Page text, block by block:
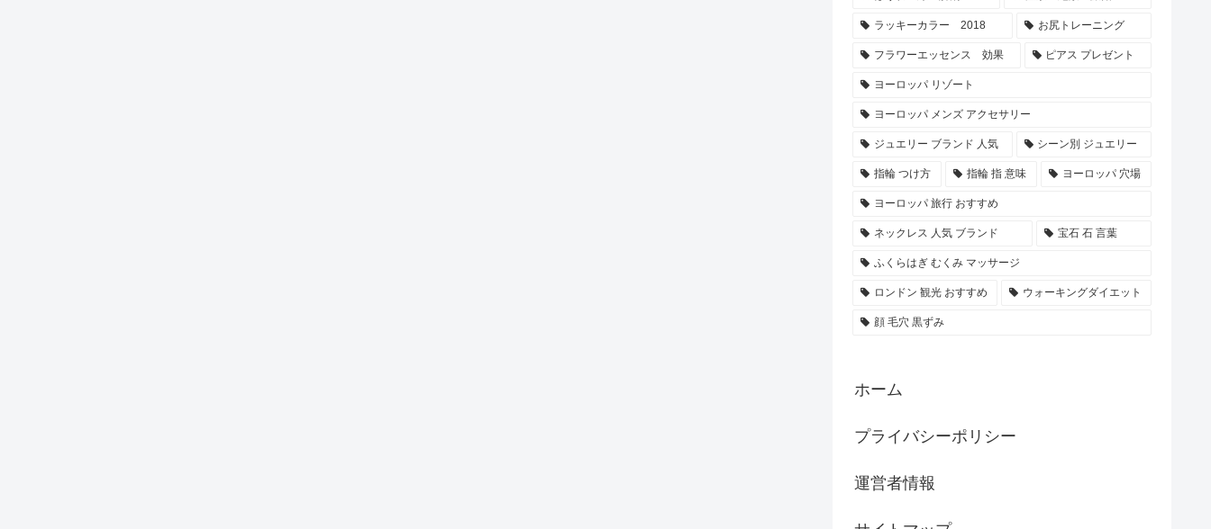
ラッキーカラー 2018 お尻トレーニング
フラワーエッセンス 効果 ピアス プレゼント
ヨーロッパ リゾート
ヨーロッパ メンズ アクセサリー
ジュエリー ブランド 人気 シーン別 ジュエリー
指輪 つけ方 指輪 指 意味 ヨーロッパ 穴場
ヨーロッパ 旅行 おすすめ
ネックレス 人気 ブランド 宝石 石 言葉
ふくらはぎ むくみ マッサージ
ロンドン 観光 おすすめ ウォーキングダイエット
顔 毛穴 黒ずみ
ホーム
プライバシーポリシー
運営者情報